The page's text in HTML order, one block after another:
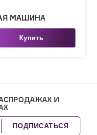
МАШИНА
Купить
И
ПОДПИСАТЬСЯ